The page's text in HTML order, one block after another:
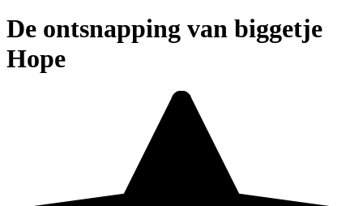
De ontsnapping van biggetje
Hope